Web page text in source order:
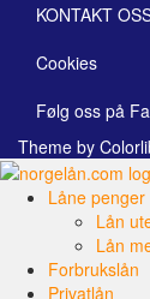
KONTAKT
Cookies
Følg oss på
Theme by
Låne penger
Lån
Lån
Forbrukslån
Privatlån